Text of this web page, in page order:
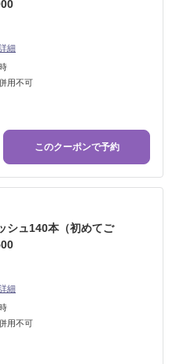
細
用不可
このクーポンで予約
シュ140本（初めてご
細
用不可